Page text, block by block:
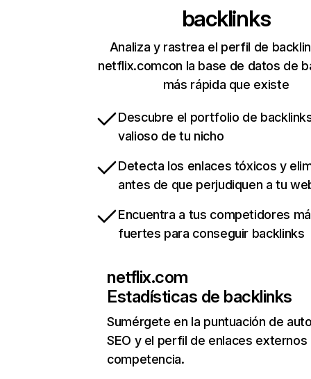
backlinks
Analiza y rastrea el perfil de
netflix.comcon la base de datos de
más rápida que existe
Descubre el portfolio de
valioso de tu nicho
Detecta los enlaces tóxicos y
antes de que perjudiquen a tu
Encuentra a tus competidores
fuertes para conseguir backlinks
netflix.com
Estadísticas de backlinks
Sumérgete en la puntuación de
SEO y el perfil de enlaces externos
competencia.